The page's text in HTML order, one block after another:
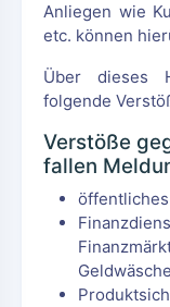
Anliegen wie
etc. können
Über dieses
folgende
Verstöße
fallen